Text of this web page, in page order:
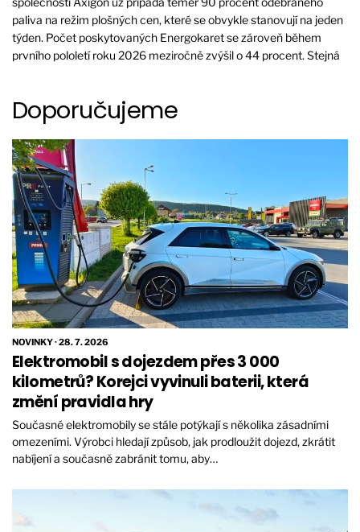
paliva na režim plošných cen, které se obvykle stanovují na jeden
týden. Počet poskytovaných Energokaret se zároveň během
prvního pololetí roku 2026 meziročně zvýšil o 44 procent. Stejná
Doporučujeme
NOVINKY·28. 7. 2026
Elektromobil s dojezdem přes 3 000
kilometrů? Korejci vyvinuli baterii, která
změní pravidla hry
Současné elektromobily se stále potýkají s několika zásadními
omezeními. Výrobci hledají způsob, jak prodloužit dojezd, zkrátit
nabíjení a současně zabránit tomu, aby…